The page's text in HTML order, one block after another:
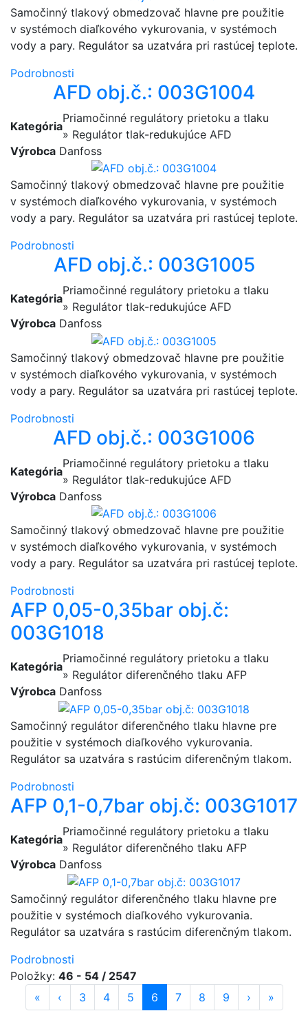
Samočinný tlakový obmedzovač hlavne pre použitie
v systémoch diaľkového vykurovania, v systémoch
vody a pary. Regulátor sa uzatvára pri rastúcej teplote.
Podrobnosti
AFD obj.č.: 003G1004
Kategória
Priamočinné regulátory prietoku a tlaku
» Regulátor tlak-redukujúce AFD
Výrobca Danfoss
Samočinný tlakový obmedzovač hlavne pre použitie
v systémoch diaľkového vykurovania, v systémoch
vody a pary. Regulátor sa uzatvára pri rastúcej teplote.
Podrobnosti
AFD obj.č.: 003G1005
Kategória
Priamočinné regulátory prietoku a tlaku
» Regulátor tlak-redukujúce AFD
Výrobca Danfoss
Samočinný tlakový obmedzovač hlavne pre použitie
v systémoch diaľkového vykurovania, v systémoch
vody a pary. Regulátor sa uzatvára pri rastúcej teplote.
Podrobnosti
AFD obj.č.: 003G1006
Kategória
Priamočinné regulátory prietoku a tlaku
» Regulátor tlak-redukujúce AFD
Výrobca Danfoss
Samočinný tlakový obmedzovač hlavne pre použitie
v systémoch diaľkového vykurovania, v systémoch
vody a pary. Regulátor sa uzatvára pri rastúcej teplote.
Podrobnosti
AFP 0,05-0,35bar obj.č:
003G1018
Kategória
Priamočinné regulátory prietoku a tlaku
» Regulátor diferenčného tlaku AFP
Výrobca Danfoss
Samočinný regulátor diferenčného tlaku hlavne pre
použitie v systémoch diaľkového vykurovania.
Regulátor sa uzatvára s rastúcim diferenčným tlakom.
Podrobnosti
AFP 0,1-0,7bar obj.č: 003G1017
Kategória
Priamočinné regulátory prietoku a tlaku
» Regulátor diferenčného tlaku AFP
Výrobca Danfoss
Samočinný regulátor diferenčného tlaku hlavne pre
použitie v systémoch diaľkového vykurovania.
Regulátor sa uzatvára s rastúcim diferenčným tlakom.
Podrobnosti
Položky: 46 - 54 / 2547
« prvá strana
‹ predošlá strana
strana
3 strana
4 strana
5 strana
6 (aktuálna)
strana
7 strana
8 strana
9 ďalšia
› »